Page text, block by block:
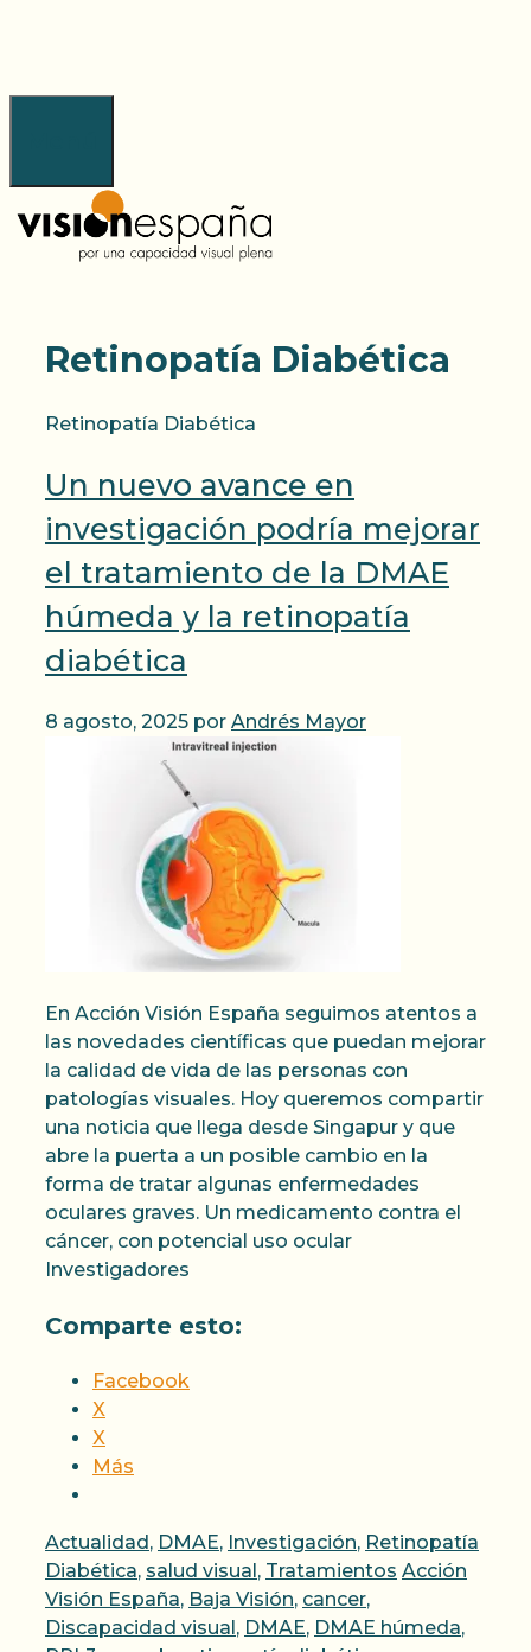
Retinopatía Diabética
Retinopatía Diabética
Un nuevo avance en
investigación podría mejorar
el tratamiento de la DMAE
húmeda y la retinopatía
diabética
8 agosto, 2025 por Andrés Mayor
En Acción Visión España seguimos atentos a
las novedades científicas que puedan mejorar
la calidad de vida de las personas con
patologías visuales. Hoy queremos compartir
una noticia que llega desde Singapur y que
abre la puerta a un posible cambio en la
forma de tratar algunas enfermedades
oculares graves. Un medicamento contra el
cáncer, con potencial uso ocular
Investigadores
Comparte esto:
Facebook
X
X
Más
Categorías
Actualidad, DMAE, Investigación, Retinopatía
Diabética, salud visual, Tratamientos Etiquetas
Acción
Visión España, Baja Visión, cancer,
Discapacidad visual, DMAE, DMAE húmeda,